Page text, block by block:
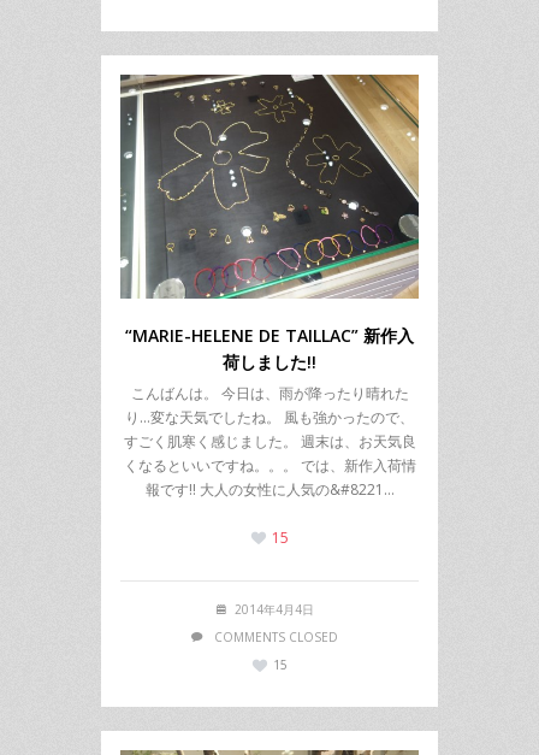
“MARIE-HELENE DE TAILLAC” 新作入
荷しました!!
こんばんは。 今日は、雨が降ったり晴れた
り…変な天気でしたね。 風も強かったので、
すごく肌寒く感じました。 週末は、お天気良
くなるといいですね。。。 では、新作入荷情
報です!! 大人の女性に人気の&#8221…
15
2014年4月4日
COMMENTS CLOSED
15